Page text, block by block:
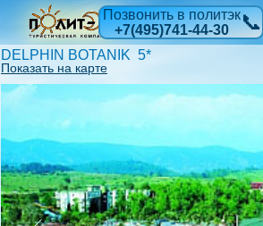
Позвонить в политэк
+7(495)741-44-30
📞
DELPHIN BOTANIK 5*
Показать на карте